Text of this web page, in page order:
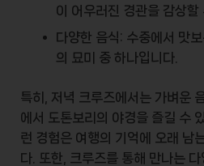
이 어우러진 경관을 감상할
다양한 음식: 수중에서 맛
의 묘미 중 하나입니다.
특히, 저녁 크루즈에서는 가벼운
에서 도톤보리의 야경을 즐길 수
런 경험은 여행의 기억에 오래 남
다. 또한, 크루즈를 통해 만나는 다